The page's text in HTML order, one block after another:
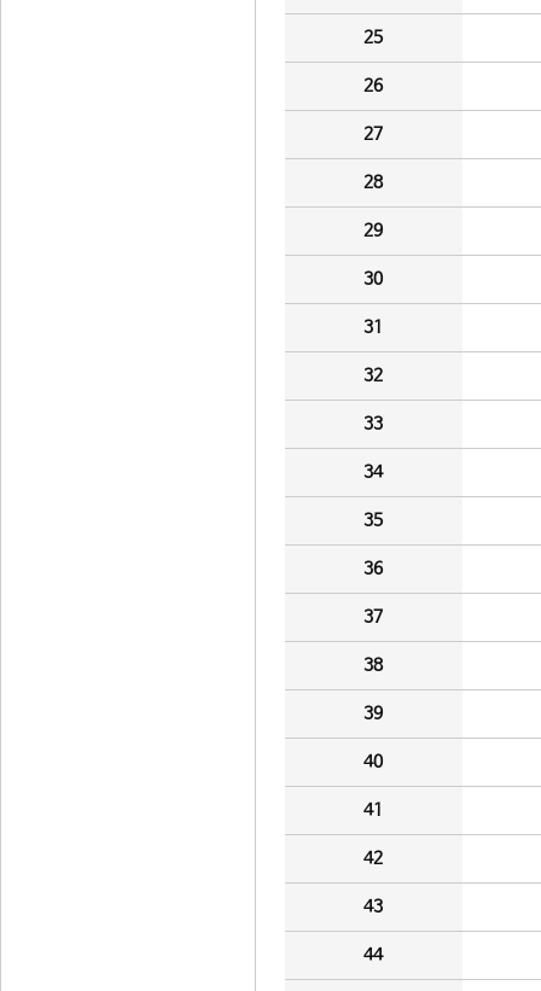
25
26
27
28
29
30
31
32
33
34
35
36
37
38
39
40
41
42
43
44